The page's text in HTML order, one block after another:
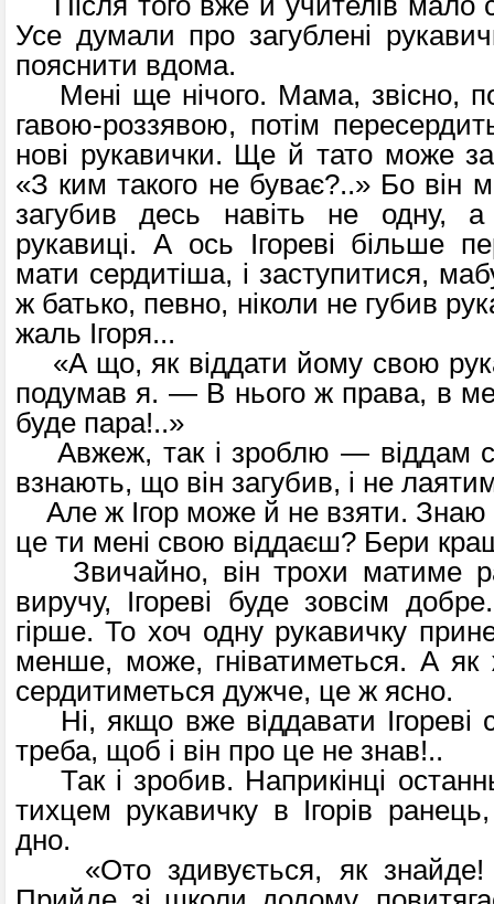
Усе думали про загублені
пояснити вдома.
Мені ще нічого. Мама, звісно,
гавою-роззявою, потім
нові рукавички. Ще й тато може
«З ким такого не буває?..» Бо він
загубив десь навіть не одну, а
рукавиці. А ось Ігореві більше
мати сердитіша, і заступитися,
ж батько, певно, ніколи не губив
жаль Ігоря...
«А що, як віддати йому свою
подумав я. — В нього ж права, в
буде пара!..»
Авжеж, так і зроблю — віддам
взнають, що він загубив, і не
Але ж Ігор може й не взяти. Знаю
це ти мені свою віддаєш? Бери
Звичайно, він трохи матиме
виручу, Ігореві буде зовсім
гірше. То хоч одну рукавичку
менше, може, гніватиметься. А як
сердитиметься дужче, це ж ясно.
Ні, якщо вже віддавати Ігореві
треба, щоб і він про це не знав!..
Так і зробив. Наприкінці
тихцем рукавичку в Ігорів
дно.
«Ото здивується, як